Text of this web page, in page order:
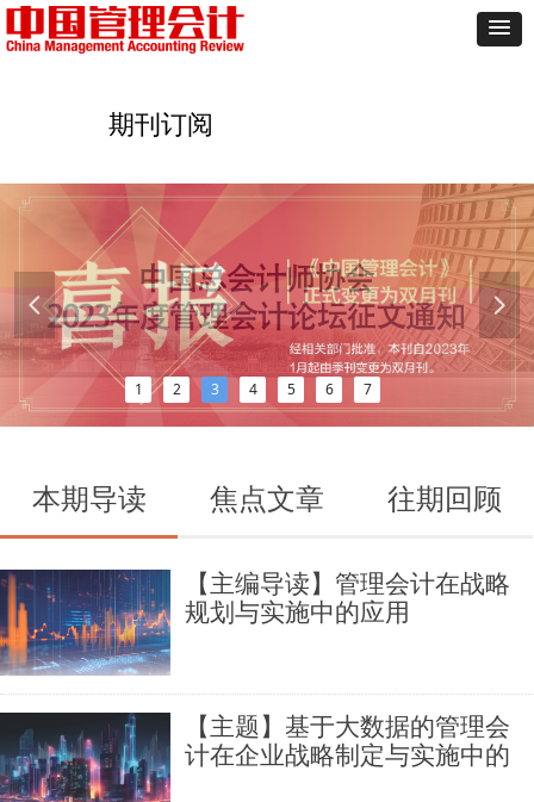
期刊订阅
本期导读 焦点文章 往期回顾
【主编导读】管理会计在战略
规划与实施中的应用
【主题】基于大数据的管理会
计在企业战略制定与实施中的
1 2 3 4 5 6 7
넳 넲